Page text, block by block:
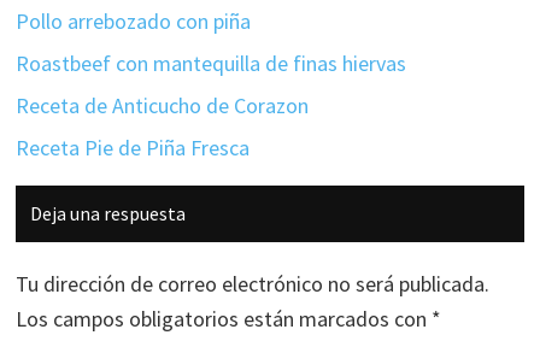
Pollo arrebozado con piña
Roastbeef con mantequilla de finas hiervas
Receta de Anticucho de Corazon
Receta Pie de Piña Fresca
Interacciones
con
los
lectores
Deja una respuesta
Tu dirección de correo electrónico no será publicada.
Los campos obligatorios están marcados con *